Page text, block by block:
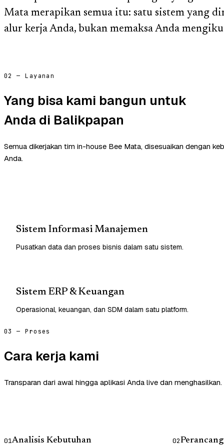
Mata merapikan semua itu: satu sistem yang
alur kerja Anda, bukan memaksa Anda
02 — Layanan
Yang bisa kami bangun untuk
Anda di Balikpapan
Semua dikerjakan tim in-house Bee Mata, disesuaikan dengan
Anda.
Sistem Informasi Manajemen
Pusatkan data dan proses bisnis dalam satu sistem.
Sistem ERP & Keuangan
Operasional, keuangan, dan SDM dalam satu platform.
03 — Proses
Cara kerja kami
Transparan dari awal hingga aplikasi Anda live dan menghasilkan.
01Analisis Kebutuhan 02